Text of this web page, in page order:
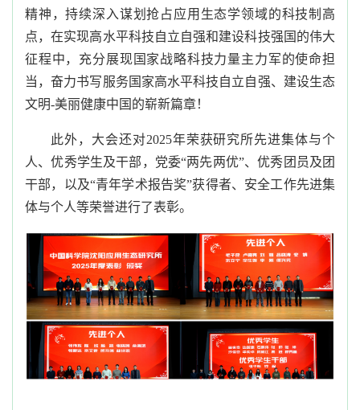
精神，持续深入谋划抢占应用生态学领域的科技制高
点，在实现高水平科技自立自强和建设科技强国的伟大
征程中，充分展现国家战略科技力量主力军的使命担
当 ，奋力书写服务国家高水平科技自立自强、建设生态
文明-美丽健康中国的崭新篇章！
此外， 大会还对2025年荣获研究所先进集体与个
人、优秀学生及干部 ， 党委“两先两优”、优秀团员及 团
干部，以及“青年学术报告奖”获得者、安全工作先进集
体与个人等荣誉进行了表彰。